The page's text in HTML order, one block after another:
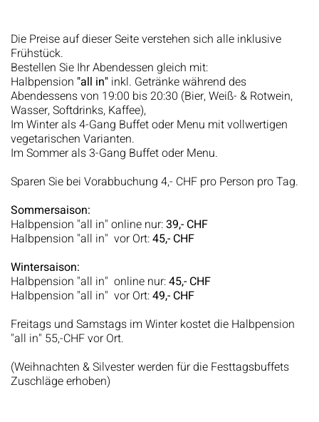
Die Preise auf dieser Seite verstehen sich alle inklusive
Frühstück.
Bestellen Sie Ihr Abendessen gleich mit:
Halbpension "all in" inkl. Getränke während des
Abendessens von 19:00 bis 20:30 (Bier, Weiß- & Rotwein,
Wasser, Softdrinks, Kaffee),
Im Winter als 4-Gang Buffet oder Menu mit vollwertigen
vegetarischen Varianten.
Im Sommer als 3-Gang Buffet oder Menu.
Sparen Sie bei Vorabbuchung 4,- CHF pro Person pro Tag.
Sommersaison:
Halbpension "all in" online nur:39,- CHF
Halbpension "all in" vor Ort:45,- CHF
Wintersaison:
Halbpension "all in" online nur:45,- CHF
Halbpension "all in" vor Ort:49,- CHF
Freitags und Samstags im Winter kostet die Halbpension
"all in" 55,-CHF vor Ort.
(Weihnachten & Silvester werden für die Festtagsbuffets
Zuschläge erhoben)